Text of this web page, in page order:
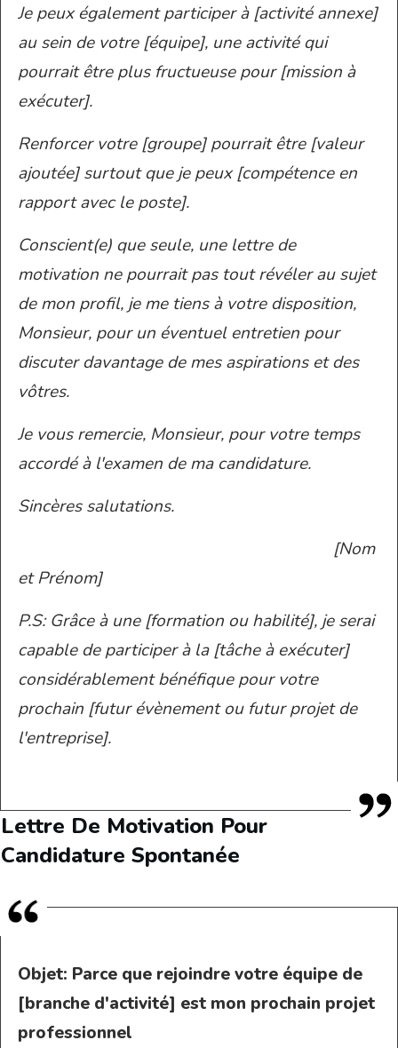
Je peux également participer à [activité annexe]
au sein de votre [équipe], une activité qui
pourrait être plus fructueuse pour [mission à
exécuter].
Renforcer votre [groupe] pourrait être [valeur
ajoutée] surtout que je peux [compétence en
rapport avec le poste].
Conscient(e) que seule, une lettre de
motivation ne pourrait pas tout révéler au sujet
de mon profil, je me tiens à votre disposition,
Monsieur, pour un éventuel entretien pour
discuter davantage de mes aspirations et des
vôtres.
Je vous remercie, Monsieur, pour votre temps
accordé à l'examen de ma candidature.
Sincères salutations.
[Nom
et Prénom]
P.S: Grâce à une [formation ou habilité], je serai
capable de participer à la [tâche à exécuter]
considérablement bénéfique pour votre
prochain [futur évènement ou futur projet de
l'entreprise].
Lettre De Motivation Pour
Candidature Spontanée
Objet: Parce que rejoindre votre équipe de
[branche d'activité] est mon prochain projet
professionnel